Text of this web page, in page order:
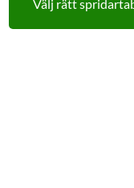
Välj rätt